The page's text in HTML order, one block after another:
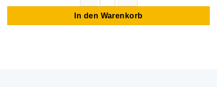
Mini Motivstempel Osterkörbchen mit Schleife Menge
In den Warenkorb